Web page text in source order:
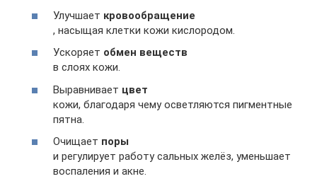
Улучшает кровообращение
, насыщая клетки кожи кислородом.
Ускоряет обмен веществ
в слоях кожи.
Выравнивает цвет
кожи, благодаря чему осветляются пигментные
пятна.
Очищает поры
и регулирует работу сальных желёз, уменьшает
воспаления и акне.